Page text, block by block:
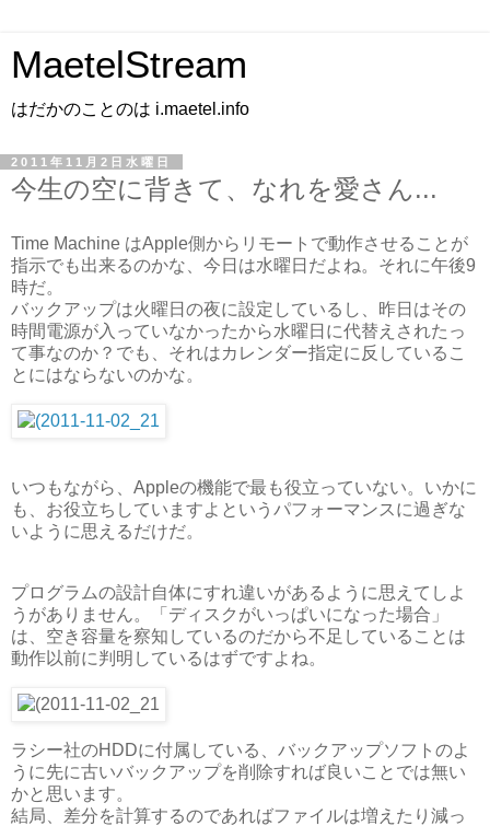
MaetelStream
はだかのことのは i.maetel.info
2011年11月2日水曜日
今生の空に背きて、なれを愛さん...
Time Machine はApple側からリモートで動作させることが
指示でも出来るのかな、今日は水曜日だよね。それに午後9
時だ。
バックアップは火曜日の夜に設定しているし、昨日はその
時間電源が入っていなかったから水曜日に代替えされたっ
て事なのか？でも、それはカレンダー指定に反しているこ
とにはならないのかな。
いつもながら、Appleの機能で最も役立っていない。いかに
も、お役立ちしていますよというパフォーマンスに過ぎな
いように思えるだけだ。
プログラムの設計自体にすれ違いがあるように思えてしよ
うがありません。「ディスクがいっぱいになった場合」
は、空き容量を察知しているのだから不足していることは
動作以前に判明しているはずですよね。
ラシー社のHDDに付属している、バックアップソフトのよ
うに先に古いバックアップを削除すれば良いことでは無い
かと思います。
結局、差分を計算するのであればファイルは増えたり減っ